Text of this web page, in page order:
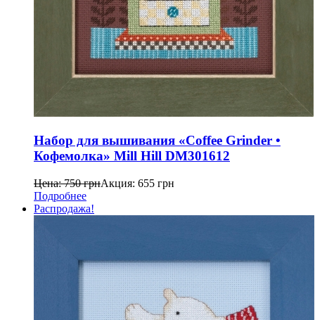
Набор для вышивания «Coffee Grinder •
Кофемолка» Mill Hill DM301612
Цена:750грнАкция: 655 грн
Подробнее
Распродажа!